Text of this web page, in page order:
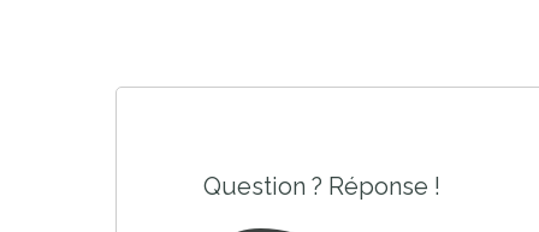
Question ? Réponse !